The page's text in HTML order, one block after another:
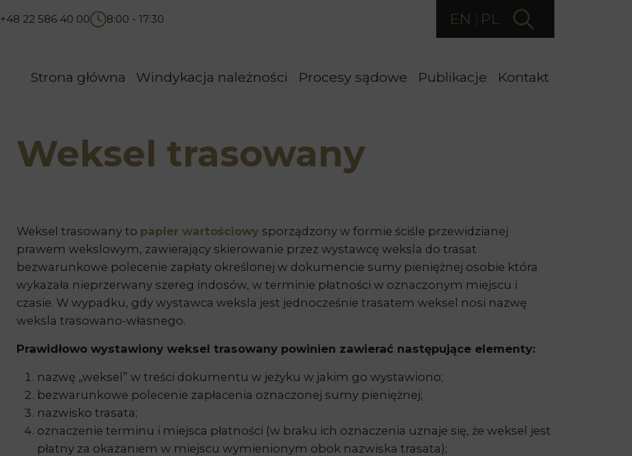
+48 22 586 40 00 8:00 - 17:30 EN PL
Strona główna Windykacja należności Procesy sądowe Publikacje Kontakt
Weksel trasowany
Weksel trasowany to papier wartościowy sporządzony w formie ściśle przewidzianej
prawem wekslowym, zawierający skierowanie przez wystawcę weksla do trasat
bezwarunkowe polecenie zapłaty określonej w dokumencie sumy pieniężnej osobie która
wykazała nieprzerwany szereg indosów, w terminie płatności w oznaczonym miejscu i
czasie. W wypadku, gdy wystawca weksla jest jednocześnie trasatem weksel nosi nazwę
weksla trasowano-własnego.
Prawidłowo wystawiony weksel trasowany powinien zawierać następujące elementy:
nazwę „weksel” w treści dokumentu w jeżyku w jakim go wystawiono;
bezwarunkowe polecenie zapłacenia oznaczonej sumy pieniężnej;
nazwisko trasata;
oznaczenie terminu i miejsca płatności (w braku ich oznaczenia uznaje się, że weksel jest
płatny za okazaniem w miejscu wymienionym obok nazwiska trasata);